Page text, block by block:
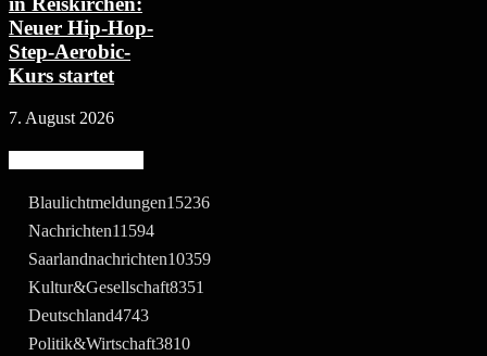
Neuer Hip-Hop-
Step-Aerobic-
Kurs startet
7. August 2026
Blaulichtmeldungen15236
Nachrichten11594
Saarlandnachrichten10359
Kultur&Gesellschaft8351
Deutschland4743
Politik&Wirtschaft3810